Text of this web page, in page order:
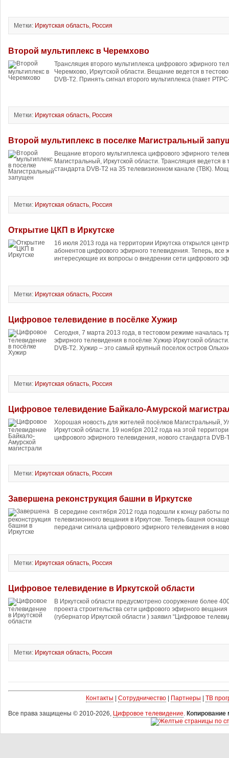
Метки: Иркутская область, Россия
Второй мультиплекс в Черемхово
Трансляция второго мультиплекса цифрового эфирного
Черемхово, Иркутской области. Вещание ведется в
DVB-T2. Принять сигнал второго мультиплекса (пакет
Метки: Иркутская область, Россия
Второй мультиплекс в поселке Магистральный
Вещание второго мультиплекса цифрового эфирного
Магистральный, Иркутской области. Трансляция ведется в
стандарта DVB-T2 на 35 телевизионном канале (ТВК).
Метки: Иркутская область, Россия
Открытие ЦКП в Иркутске
16 июля 2013 года на территории Иркутска открылся
абонентов цифрового эфирного телевидения. Теперь, все
интересующие их вопросы о внедрении сети цифрового
Метки: Иркутская область, Россия
Цифровое телевидение в посёлке Хужир
Сегодня, 7 марта 2013 года, в тестовом режиме началась
эфирного телевидения в посёлке Хужир Иркутской
DVB-T2. Хужир – это самый крупный поселок остров
Метки: Иркутская область, Россия
Цифровое телевидение Байкало-Амурской
Хорошая новость для жителей посёлков Магистральный,
Иркутской области. 19 ноября 2012 года на этой
цифрового эфирного телевидения, нового стандарта
Метки: Иркутская область, Россия
Завершена реконструкция башни в Иркутске
В середине сентября 2012 года подошли к концу работы
телевизионного вещания в Иркутске. Теперь башня
передачи сигнала цифрового эфирного телевидения в
Метки: Иркутская область, Россия
Цифровое телевидение в Иркутской области
В Иркутской области предусмотрено сооружение более
проекта строительства сети цифрового эфирного
(губернатор Иркутской области ) заявил “Цифровое
Метки: Иркутская область, Россия
Контакты Сотрудничество| Партнеры ТВ
Все права защищены © 2010-2026, Цифровое телевидение. Копирование